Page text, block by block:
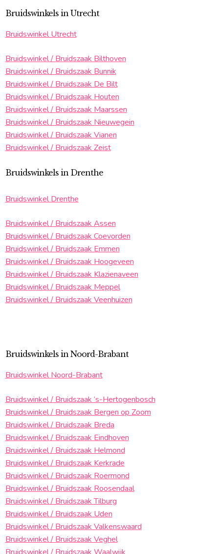
Bruidswinkels in Utrecht
Bruidswinkel Utrecht
Bruidswinkel / Bruidszaak Bilthoven
Bruidswinkel / Bruidszaak Bunnik
Bruidswinkel / Bruidszaak De Bilt
Bruidswinkel / Bruidszaak Houten
Bruidswinkel / Bruidszaak Maarssen
Bruidswinkel / Bruidszaak Nieuwegein
Bruidswinkel / Bruidszaak Vianen
Bruidswinkel / Bruidszaak Zeist
Bruidswinkels in Drenthe
Bruidswinkel Drenthe
Bruidswinkel / Bruidszaak Assen
Bruidswinkel / Bruidszaak Coevorden
Bruidswinkel / Bruidszaak Emmen
Bruidswinkel / Bruidszaak Hoogeveen
Bruidswinkel / Bruidszaak Klazienaveen
Bruidswinkel / Bruidszaak Meppel
Bruidswinkel / Bruidszaak Veenhuizen
Bruidswinkels in Noord-Brabant
Bruidswinkel Noord-Brabant
Bruidswinkel / Bruidszaak ‘s-Hertogenbosch
Bruidswinkel / Bruidszaak Bergen op Zoom
Bruidswinkel / Bruidszaak Breda
Bruidswinkel / Bruidszaak Eindhoven
Bruidswinkel / Bruidszaak Helmond
Bruidswinkel / Bruidszaak Kerkrade
Bruidswinkel / Bruidszaak Roermond
Bruidswinkel / Bruidszaak Roosendaal
Bruidswinkel / Bruidszaak Tilburg
Bruidswinkel / Bruidszaak Uden
Bruidswinkel / Bruidszaak Valkenswaard
Bruidswinkel / Bruidszaak Veghel
Bruidswinkel / Bruidszaak Waalwijk